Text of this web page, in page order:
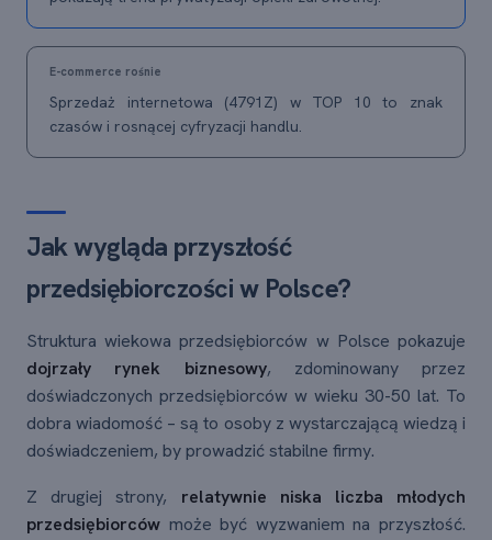
E-commerce rośnie
Sprzedaż internetowa (4791Z) w TOP 10 to znak
czasów i rosnącej cyfryzacji handlu.
Jak wygląda przyszłość
przedsiębiorczości w Polsce?
Struktura wiekowa przedsiębiorców w Polsce pokazuje
dojrzały rynek biznesowy, zdominowany przez
doświadczonych przedsiębiorców w wieku 30-50 lat. To
dobra wiadomość – są to osoby z wystarczającą wiedzą i
doświadczeniem, by prowadzić stabilne firmy.
Z drugiej strony, relatywnie niska liczba młodych
przedsiębiorców może być wyzwaniem na przyszłość.